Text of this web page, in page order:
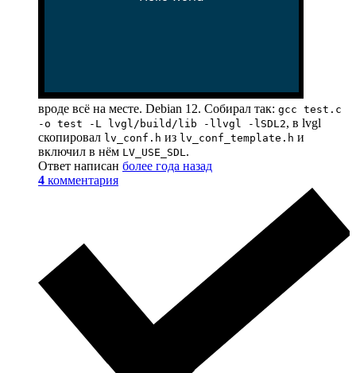
вроде всё на месте. Debian 12. Собирал так: gcc test.c
-o test -L lvgl/build/lib -llvgl -lSDL2, в lvgl
скопировал lv_conf.h из lv_conf_template.h и
включил в нём LV_USE_SDL.
Ответ написан более года назад
4 комментария